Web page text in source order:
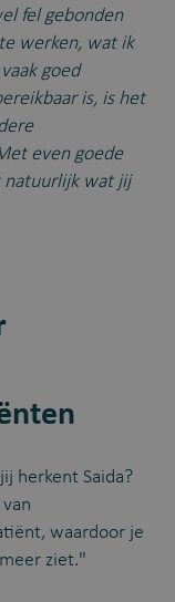
fel gebonden
werken, wat ik
goed
is, is het
even goede
natuurlijk wat jij
herkent Saida?
waardoor je
ziet."